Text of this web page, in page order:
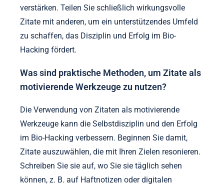
verstärken. Teilen Sie schließlich wirkungsvolle
Zitate mit anderen, um ein unterstützendes Umfeld
zu schaffen, das Disziplin und Erfolg im Bio-
Hacking fördert.
Was sind praktische Methoden, um Zitate als
motivierende Werkzeuge zu nutzen?
Die Verwendung von Zitaten als motivierende
Werkzeuge kann die Selbstdisziplin und den Erfolg
im Bio-Hacking verbessern. Beginnen Sie damit,
Zitate auszuwählen, die mit Ihren Zielen resonieren.
Schreiben Sie sie auf, wo Sie sie täglich sehen
können, z. B. auf Haftnotizen oder digitalen